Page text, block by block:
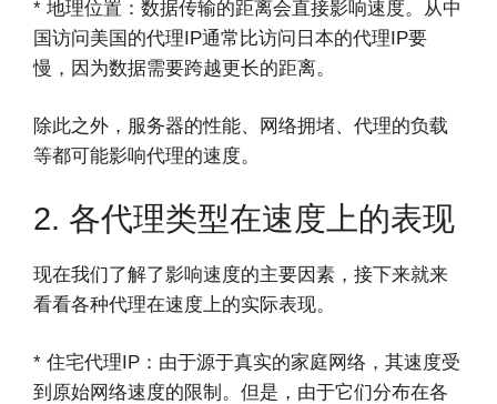
* 地理位置：数据传输的距离会直接影响速度。从中
国访问美国的代理IP通常比访问日本的代理IP要
慢，因为数据需要跨越更长的距离。
除此之外，服务器的性能、网络拥堵、代理的负载
等都可能影响代理的速度。
2. 各代理类型在速度上的表现
现在我们了解了影响速度的主要因素，接下来就来
看看各种代理在速度上的实际表现。
* 住宅代理IP：由于源于真实的家庭网络，其速度受
到原始网络速度的限制。但是，由于它们分布在各